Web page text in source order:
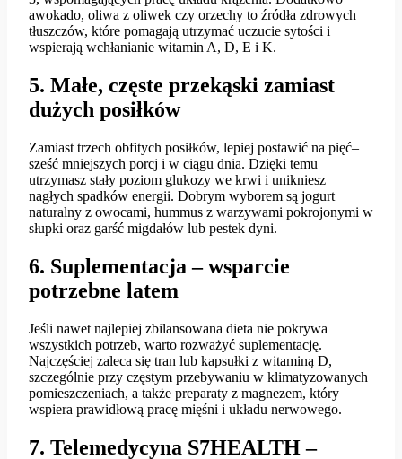
awokado, oliwa z oliwek czy orzechy to źródła zdrowych
tłuszczów, które pomagają utrzymać uczucie sytości i
wspierają wchłanianie witamin A, D, E i K.
5. Małe, częste przekąski zamiast
dużych posiłków
Zamiast trzech obfitych posiłków, lepiej postawić na pięć–
sześć mniejszych porcj i w ciągu dnia. Dzięki temu
utrzymasz stały poziom glukozy we krwi i unikniesz
nagłych spadków energii. Dobrym wyborem są jogurt
naturalny z owocami, hummus z warzywami pokrojonymi w
słupki oraz garść migdałów lub pestek dyni.
6. Suplementacja – wsparcie
potrzebne latem
Jeśli nawet najlepiej zbilansowana dieta nie pokrywa
wszystkich potrzeb, warto rozważyć suplementację.
Najczęściej zaleca się tran lub kapsułki z witaminą D,
szczególnie przy częstym przebywaniu w klimatyzowanych
pomieszczeniach, a także preparaty z magnezem, który
wspiera prawidłową pracę mięśni i układu nerwowego.
7. Telemedycyna S7HEALTH –